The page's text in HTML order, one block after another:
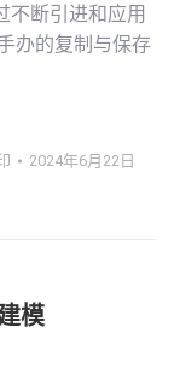
不断引进和应用
办的复制与保存
2024年6月22日
模